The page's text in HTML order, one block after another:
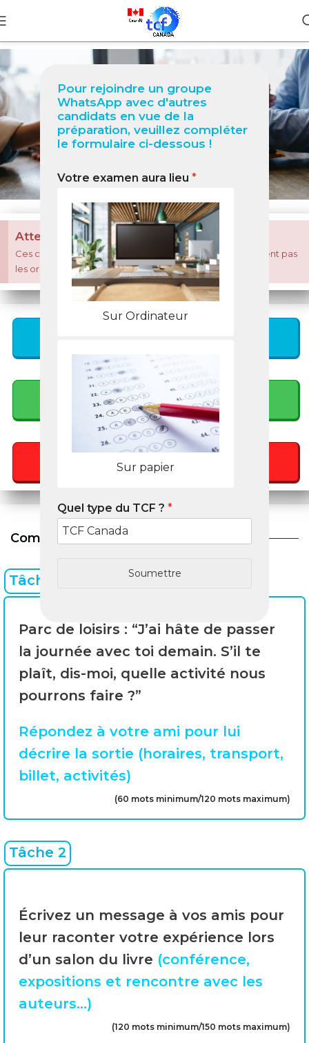
Pour rejoindre un groupe
WhatsApp avec d'autres
candidats en vue de la
préparation, veuillez compléter
le formulaire ci-dessous !
Votre examen aura lieu *
Sur Ordinateur
Sur papier
Quel type du TCF ? *
Soumettre
Mai 2024
Sujets d'actualité
Attention!
Ces contenus sont inspirés de vrais essais ! Ils ne constituent pas
les originaux.×
Formations
Exemples Corrigés
Combinaison 10
Tâche 1
Parc de loisirs : “J’ai hâte de passer
la journée avec toi demain. S’il te
plaît, dis-moi, quelle activité nous
pourrons faire ?”
Répondez à votre ami pour lui
décrire la sortie (horaires, transport,
billet, activités)
(60 mots minimum/120 mots maximum)
Tâche 2
Écrivez un message à vos amis pour
leur raconter votre expérience lors
d’un salon du livre (conférence,
expositions et rencontre avec les
auteurs…)
(120 mots minimum/150 mots maximum)